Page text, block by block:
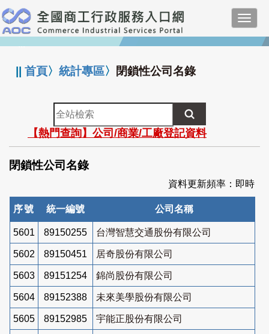
跳
到
主
要
:::
||首頁〉統計專區〉 閉鎖性公司名錄
全
站
檢
索
【熱門查詢】公司/商業/工廠登記資料
閉鎖性公司名錄
資料更新頻率：即時
序號 統一編號 公司名稱
5601 89150255 台灣智慧交通股份有限公司
5602 89150451 居奇股份有限公司
5603 89151254 錦尚股份有限公司
5604 89152388 未來美學股份有限公司
5605 89152985 宇能正股份有限公司